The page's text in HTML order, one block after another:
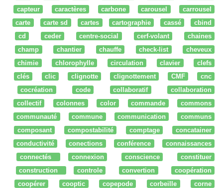
capteur
caractères carbone carousel
carrousel
carte
carte sd cartes cartographie cassé
cbind
cd
ceder centre-social cerf-volant
chaines
champ
chantier chauffe check-list
cheveux
chimie
chlorophylle circulation clavier
clefs
clés
clic clignotte clignottement CMF
cnc
cocréation
code collaboratif
collaboration
collectif
colonnes color commande
commons
communauté
commune communication
communs
composant
compostabilité comptage
concatainer
conductivité
conections conférence
connaissances
connectés
connexion conscience
constituer
construction
controle convertion
coopération
coopérer
cooptic copepode corbeille
corne